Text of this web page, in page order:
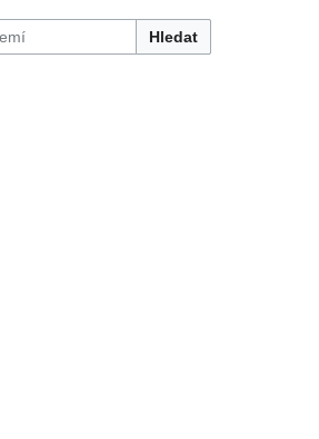
Hledat